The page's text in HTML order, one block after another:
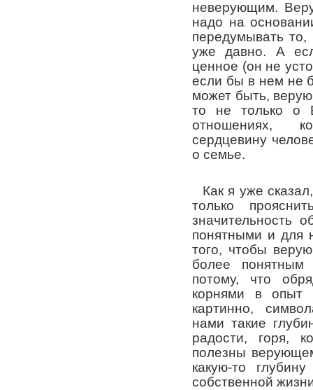
неверующим.
надо на
передумывать
уже давно. А
ценное (он не
если бы в нем не
может быть,
то не только о
отношениях,
сердцевину
о семье.
Как я уже
только
значительность
понятными и для
того, чтобы
более
потому, что
корнями в опыт
картинно,
нами такие
радости, горя,
полезны
какую-то
собственной